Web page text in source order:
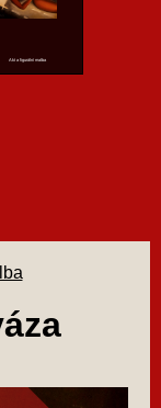
Akt a figurální malba